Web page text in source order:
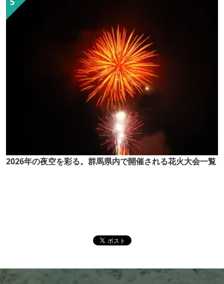
2026年の夜空を彩る。群馬県内で開催される花火大会一覧